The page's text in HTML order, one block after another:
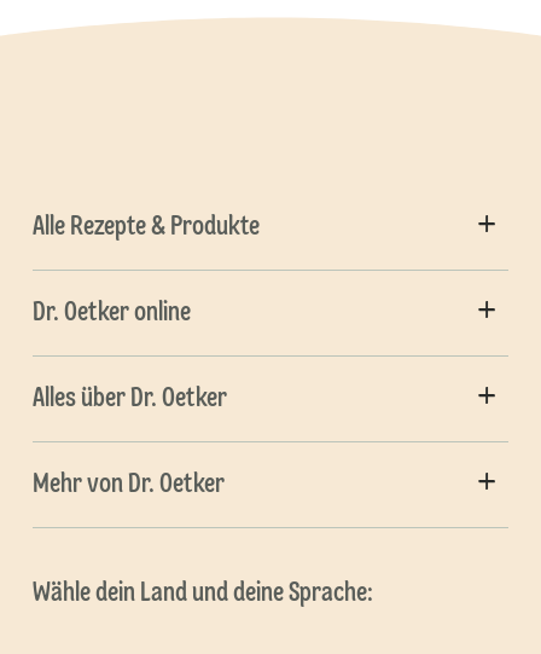
Alle Rezepte & Produkte
Dr. Oetker online
Alles über Dr. Oetker
Mehr von Dr. Oetker
Wähle dein Land und deine Sprache: